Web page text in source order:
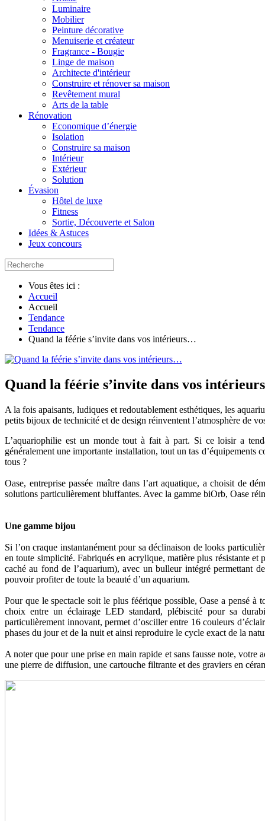
Luminaire
Mobilier
Peinture décorative
Menuiserie et créateur
Fragrance - Bougie
Linge de maison
Architecte d'intérieur
Construire et rénover sa maison
Revêtement mural
Arts de la table
Rénovation
Economique d’énergie
Isolation
Construire sa maison
Intérieur
Extérieur
Solution
Évasion
Hôtel de luxe
Fitness
Sortie, Découverte et Salon
Idées & Astuces
Jeux concours
Vous êtes ici :
Accueil
Accueil
Tendance
Tendance
Quand la féérie s’invite dans vos intérieurs…
Quand la féérie s’invite dans vos
A la fois apaisants, ludiques et redoutablement esthétiques, les
petits bijoux de technicité et de design réinventent l’atmosphère de
L’aquariophilie est un monde tout à fait à part. Si ce loisir a
généralement une importante installation, tout un tas
tous ?
Oase, entreprise passée maître dans l’art aquatique, a choisit de
solutions particulièrement bluffantes. Avec la gamme biOrb, Oase
Une gamme bijou
Si l’on craque instantanément pour sa déclinaison de looks
en toute simplicité. Fabriqués en acrylique, matière plus résistante
caché au fond de l’aquarium), avec un bulleur intégré permettant
pouvoir profiter de toute la beauté d’un aquarium.
Pour que le spectacle soit le plus féérique possible, Oase a pensé
choix entre un éclairage LED standard, plébiscité pour sa
particulièrement innovant, permet d’osciller entre 16 couleurs
phases du jour et de la nuit et ainsi reproduire le cycle exact de la
A noter que pour une prise en main rapide et sans fausse note,
une pierre de diffusion, une cartouche filtrante et des graviers en